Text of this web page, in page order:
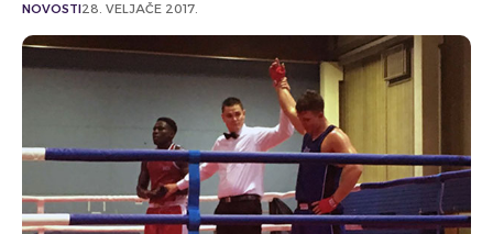
NOVOSTI28. VELJAČE 2017.